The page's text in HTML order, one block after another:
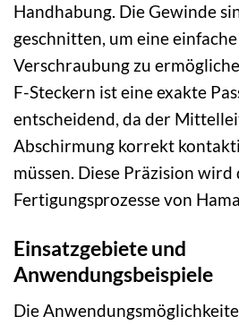
Handhabung. Die Gewinde
geschnitten, um eine
Verschraubung zu
F-Steckern ist eine exakte
entscheidend, da der
Abschirmung korrekt
müssen. Diese Präzision
Fertigungsprozesse von
Einsatzgebiete und
Anwendungsbeispiele
Die